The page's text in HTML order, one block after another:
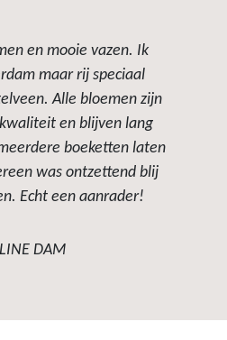
en mooie vazen. Ik
maar rij speciaal
Alle bloemen zijn
en blijven lang
boeketten laten
was ontzettend blij
Echt een aanrader!
DAM